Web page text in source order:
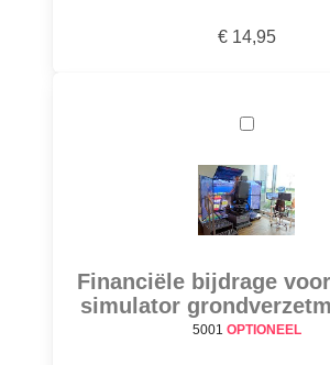
€ 14,95
Financiële bijdrage
simulator
5001 OPTIONEEL